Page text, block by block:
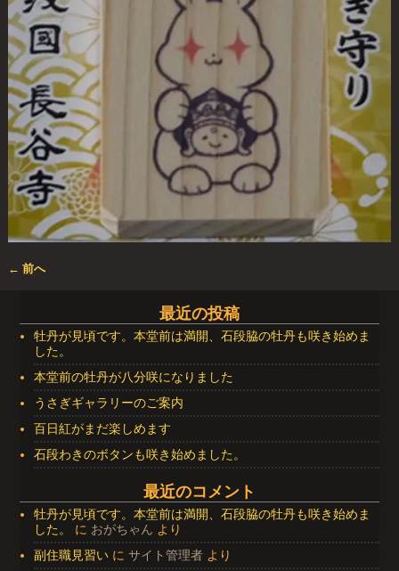
← 前へ
最近の投稿
牡丹が見頃です。本堂前は満開、石段脇の牡丹も咲き始めま
した。
本堂前の牡丹が八分咲になりました
うさぎギャラリーのご案内
百日紅がまだ楽しめます
石段わきのボタンも咲き始めました。
最近のコメント
牡丹が見頃です。本堂前は満開、石段脇の牡丹も咲き始めま
した。
に おがちゃん より
副住職見習い にサイト管理者 より